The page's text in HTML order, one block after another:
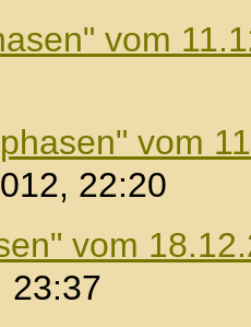
vom
vom
22:20
vom
23:37